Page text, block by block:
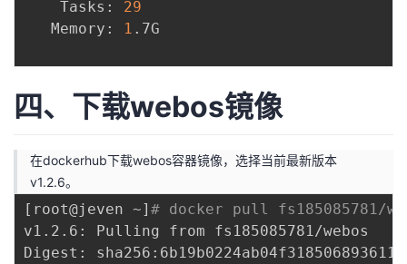
    Tasks:
29
   Memory:
1 .7G
四、下载webos镜像
在dockerhub下载webos容器镜像，选择当前最新版本
v1.2.6。
[ root@jeven ~] # docker pull fs185085781/
v1.2.6: Pulling from fs185085781/webos
Digest: